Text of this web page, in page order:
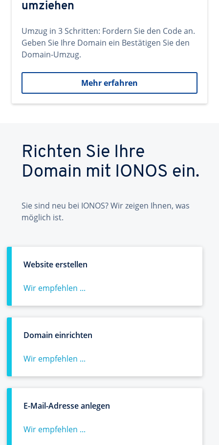
umziehen
Umzug in 3 Schritten: Fordern Sie den Code an.
Geben Sie Ihre Domain ein Bestätigen Sie den
Domain-Umzug.
Mehr erfahren
Richten Sie Ihre
Domain mit IONOS ein.
Sie sind neu bei IONOS? Wir zeigen Ihnen, was
möglich ist.
Website erstellen
Wir empfehlen ...
Domain einrichten
Wir empfehlen ...
E-Mail-Adresse anlegen
Wir empfehlen ...